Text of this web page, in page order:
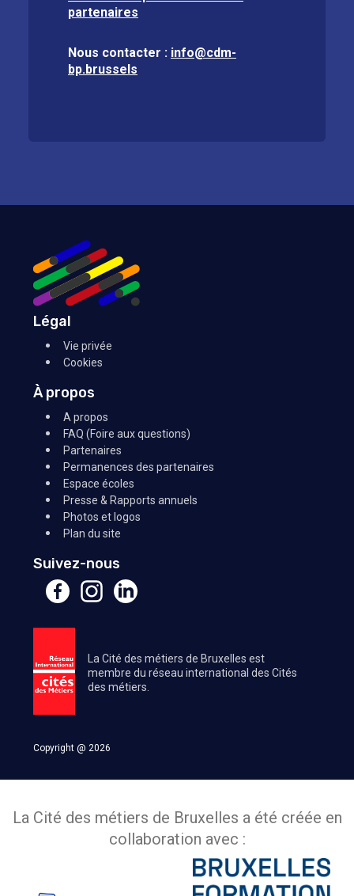
partenaires
Nous contacter : info@cdm-
bp.brussels
Légal
Vie privée
Cookies
À propos
A propos
FAQ (Foire aux questions)
Partenaires
Permanences des partenaires
Espace écoles
Presse & Rapports annuels
Photos et logos
Plan du site
Suivez-nous
La Cité des métiers de Bruxelles est
membre du réseau international des Cités
des métiers.
Copyright @ 2026
La Cité des métiers de Bruxelles a été créée en
collaboration avec :